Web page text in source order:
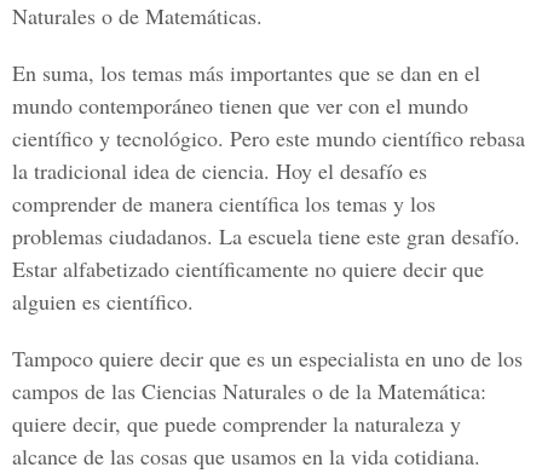
Naturales o de Matemáticas.
En suma, los temas más importantes que se dan en el
mundo contemporáneo tienen que ver con el mundo
científico y tecnológico. Pero este mundo científico rebasa
la tradicional idea de ciencia. Hoy el desafío es
comprender de manera científica los temas y los
problemas ciudadanos. La escuela tiene este gran desafío.
Estar alfabetizado científicamente no quiere decir que
alguien es científico.
Tampoco quiere decir que es un especialista en uno de los
campos de las Ciencias Naturales o de la Matemática:
quiere decir, que puede comprender la naturaleza y
alcance de las cosas que usamos en la vida cotidiana.